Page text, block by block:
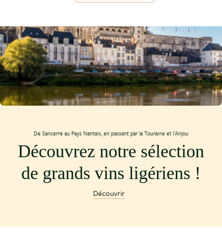
De Sancerre au Pays Nantais, en passant par la Touraine et l'Anjou
Découvrez notre sélection
de grands vins ligériens !
Découvrir